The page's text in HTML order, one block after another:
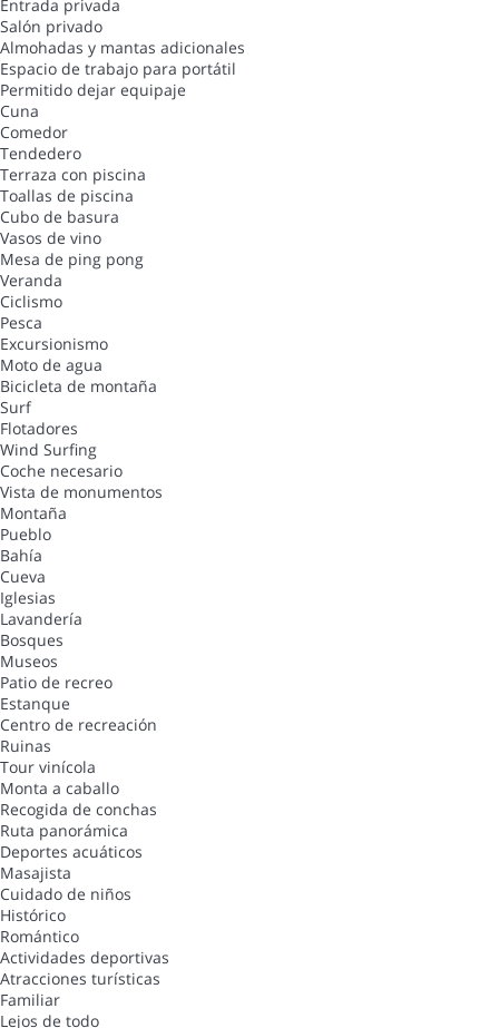
Entrada privada
Salón privado
Almohadas y mantas adicionales
Espacio de trabajo para portátil
Permitido dejar equipaje
Cuna
Comedor
Tendedero
Terraza con piscina
Toallas de piscina
Cubo de basura
Vasos de vino
Mesa de ping pong
Veranda
Ciclismo
Pesca
Excursionismo
Moto de agua
Bicicleta de montaña
Surf
Flotadores
Wind Surfing
Coche necesario
Vista de monumentos
Montaña
Pueblo
Bahía
Cueva
Iglesias
Lavandería
Bosques
Museos
Patio de recreo
Estanque
Centro de recreación
Ruinas
Tour vinícola
Monta a caballo
Recogida de conchas
Ruta panorámica
Deportes acuáticos
Masajista
Cuidado de niños
Histórico
Romántico
Actividades deportivas
Atracciones turísticas
Familiar
Lejos de todo